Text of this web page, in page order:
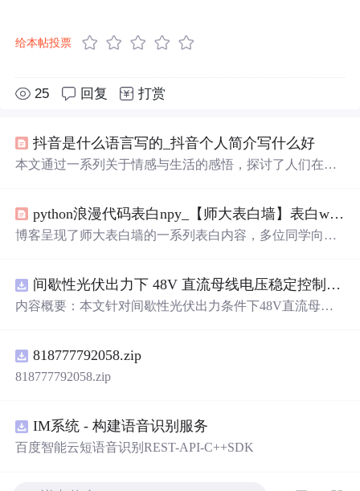
给本帖投票
25 回复 打赏
抖音是什么语言写的_抖音个人简介写什么好
本文通过一系列关于情感与生活的感悟，探讨了人们在面
独特见解。
python浪漫代码表白npy_【师大表白墙】表白wdl小姐姐，一眼看过去就记住的女孩子，笑起来时眼睛里有星星在闪烁~...
博客呈现了师大表白墙的一系列表白内容，多位同学向心
真。
间歇性光伏出力下 48V 直流母线电压稳定控制及储能双向充放电闭环调控体系研究（Simulink仿真实现）
内容概要：本文针对间歇性光伏出力条件下48V直流母线
含光伏阵列、Boost型DC-DC变换器、双向DC-DC变换器
与锂离子电池储能系统的完整拓扑结构，结合光伏最大功
架构，集成电压外环与电流内环双闭环控制策略，确保在
光照强度波动、负载突变等动态工况下维持母线电压稳
定。在Simulink环境中搭建全系统仿真模型，验证了控制策
818777792058.zip
818777792058.zip
IM系统 - 构建语音识别服务
百度智能云短语音识别REST-API-C++SDK